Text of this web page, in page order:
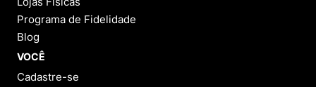
Programa de Fidelidade
Blog
VOCÊ
Cadastre-se